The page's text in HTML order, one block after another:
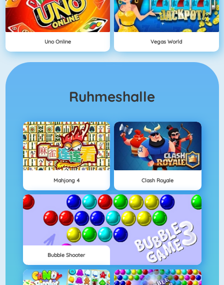
Uno Online Vegas World
Ruhmeshalle
Mahjong 4 Clash Royale
Bubble Shooter